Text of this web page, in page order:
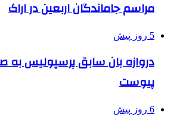
مراسم جاماندگان اربعین در اراک
5 روز پیش
دروازه بان سابق پرسپولیس
پیوست
6 روز پیش